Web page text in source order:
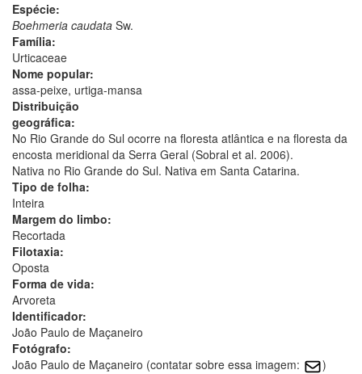
Espécie:
Boehmeria caudata Sw.
Família:
Urticaceae
Nome popular:
assa-peixe, urtiga-mansa
Distribuição
geográfica:
No Rio Grande do Sul ocorre na floresta atlântica e na floresta da
encosta meridional da Serra Geral (Sobral et al. 2006).
Nativa no Rio Grande do Sul. Nativa em Santa Catarina.
Tipo de folha:
Inteira
Margem do limbo:
Recortada
Filotaxia:
Oposta
Forma de vida:
Arvoreta
Identificador:
João Paulo de Maçaneiro
Fotógrafo:
João Paulo de Maçaneiro (contatar sobre essa imagem:
)